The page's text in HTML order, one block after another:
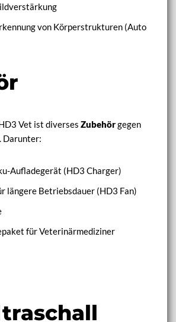
von Körperstrukturen (Auto
Vet ist diverses Zubehörgegen
Darunter:
Aufladegerät (HD3 Charger)
längere Betriebsdauer (HD3 Fan)
für Veterinärmediziner